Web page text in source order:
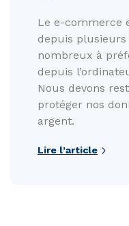
Le e-commerce
depuis plusieurs
nombreux à
depuis
Nous devons
protéger nos
argent.
Lire l’article